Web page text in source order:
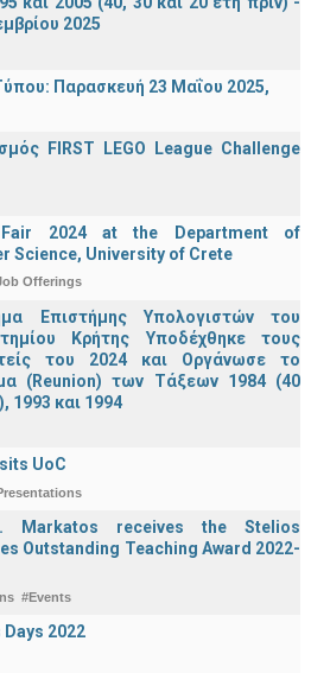
2025
Παρασκευή 23 Μαΐου 2025,
FIRST LEGO League Challenge
Fair 2024 at the Department of
Science, University of Crete
Offerings
Επιστήμης Υπολογιστών του
Κρήτης Υποδέχθηκε τους
του 2024 και Οργάνωσε το
(Reunion) των Τάξεων 1984 (40
1993 και 1994
UoC
Markatos receives the Stelios
Outstanding Teaching Award 2022-
#Events
Days 2022